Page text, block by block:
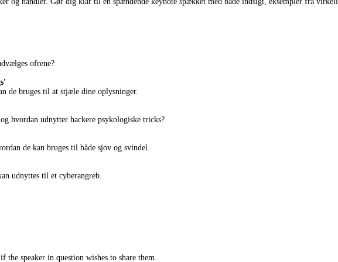
ofrene?
de bruges til at stjæle dine oplysninger.
hvordan udnytter hackere psykologiske tricks?
de kan bruges til både sjov og svindel.
udnyttes til et cyberangreb.
speaker in question wishes to share them.